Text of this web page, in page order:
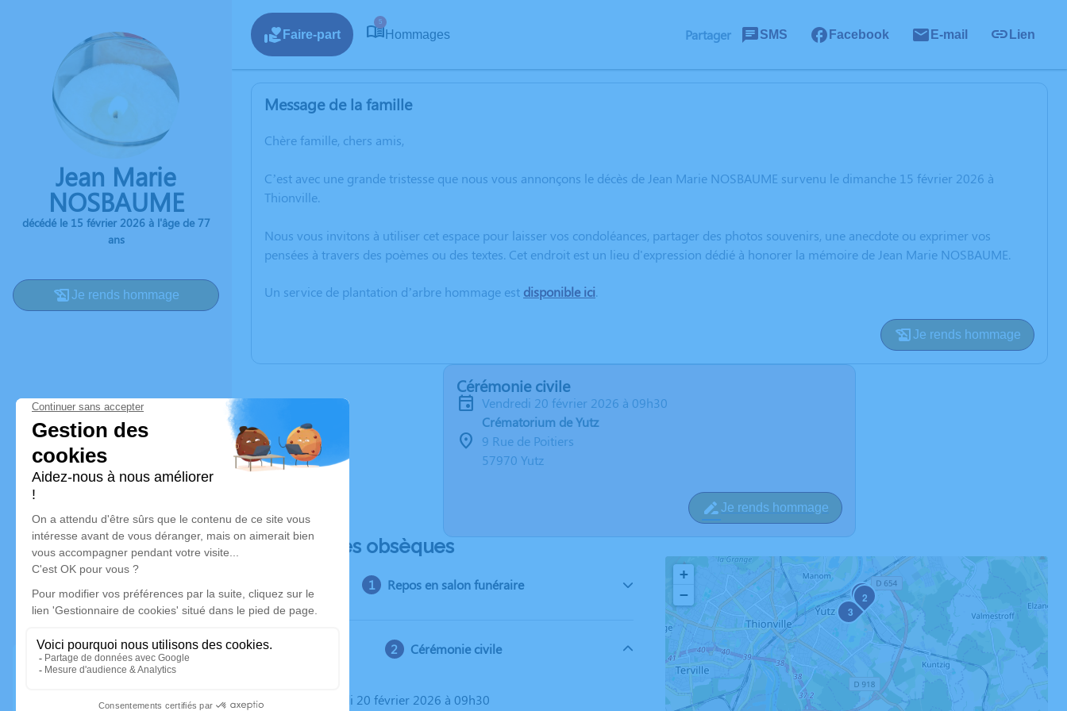
Jean Marie
NOSBAUME
décédé le 15 février 2026 à l'âge de 77
ans
Je rends hommage
Faire-part
5
Hommages Partager SMS Facebook E-mail Lien
Message de la famille
Chère famille, chers amis,
C’est avec une grande tristesse que nous vous annonçons le décès de Jean Marie NOSBAUME survenu le dimanche 15 février 2026 à
Thionville.
Nous vous invitons à utiliser cet espace pour laisser vos condoléances, partager des photos souvenirs, une anecdote ou exprimer vos
pensées à travers des poèmes ou des textes. Cet endroit est un lieu d'expression dédié à honorer la mémoire de Jean Marie NOSBAUME.
Un service de plantation d’arbre hommage est disponible ici.
Je rends hommage
Cérémonie civile
vendredi 20 février 2026 à 09h30
Crématorium de Yutz
9 Rue de Poitiers
57970 Yutz
Je rends hommage
Déroulé des obsèques
Repos en salon funéraire
Cérémonie civile
Le vendredi 20 février 2026 à 09h30
12
3
+
−